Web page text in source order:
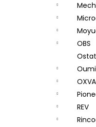
OBS
OXVA
REV